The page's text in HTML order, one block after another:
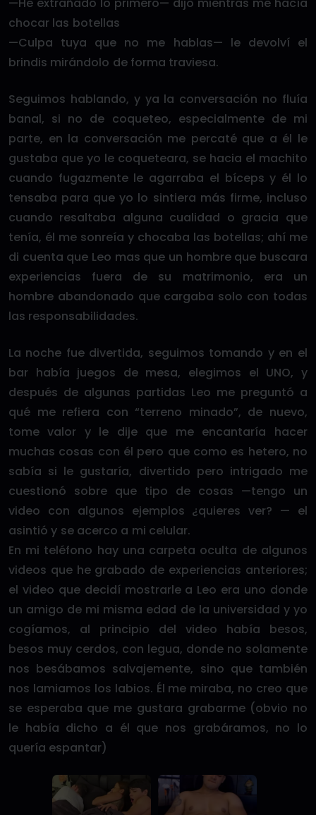
chocar las botellas
—Culpa tuya que no me hablas— le devolví el
brindis mirándolo de forma traviesa.
Seguimos hablando, y ya la conversación no fluía
banal, si no de coqueteo, especialmente de mi
parte, en la conversación me percaté que a él le
gustaba que yo le coqueteara, se hacia el machito
cuando fugazmente le agarraba el bíceps y él lo
tensaba para que yo lo sintiera más firme, incluso
cuando resaltaba alguna cualidad o gracia que
tenía, él me sonreía y chocaba las botellas; ahí me
di cuenta que Leo mas que un hombre que buscara
experiencias fuera de su matrimonio, era un
hombre abandonado que cargaba solo con todas
las responsabilidades.
La noche fue divertida, seguimos tomando y en el
bar había juegos de mesa, elegimos el UNO, y
después de algunas partidas Leo me preguntó a
qué me refiera con “terreno minado”, de nuevo,
tome valor y le dije que me encantaría hacer
muchas cosas con él pero que como es hetero, no
sabía si le gustaría, divertido pero intrigado me
cuestionó sobre que tipo de cosas —tengo un
video con algunos ejemplos ¿quieres ver? — el
asintió y se acerco a mi celular.
En mi teléfono hay una carpeta oculta de algunos
videos que he grabado de experiencias anteriores;
el video que decidí mostrarle a Leo era uno donde
un amigo de mi misma edad de la universidad y yo
cogíamos, al principio del video había besos,
besos muy cerdos, con legua, donde no solamente
nos besábamos salvajemente, sino que también
nos lamiamos los labios. Él me miraba, no creo que
se esperaba que me gustara grabarme (obvio no
le había dicho a él que nos grabáramos, no lo
quería espantar)